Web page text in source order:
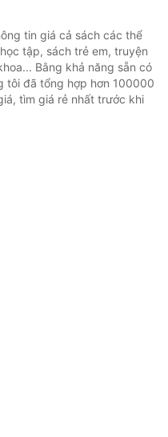
tin giá cả sách các thể
tập, sách trẻ em, truyện
Bằng khả năng sẵn có
tôi đã tổng hợp hơn 100000
tìm giá rẻ nhất trước khi